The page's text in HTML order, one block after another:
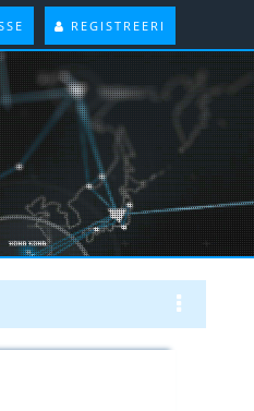
REGISTREERI